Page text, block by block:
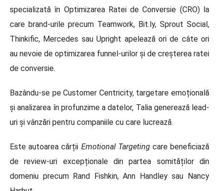
specializată în Optimizarea Ratei de Conversie (CRO) la
care brand-urile precum Teamwork, Bit.ly, Sprout Social,
Thinkific, Mercedes sau Upright apelează ori de câte ori
au nevoie de optimizarea funnel-urilor și de creșterea ratei
de conversie.
Bazându-se pe Customer Centricity, targetare emoțională
și analizarea în profunzime a datelor, Talia generează lead-
uri și vânzări pentru companiile cu care lucrează.
Este autoarea cărții Emotional Targetingcare beneficiază
de review-uri excepționale din partea somităților din
domeniu precum Rand Fishkin, Ann Handley sau Nancy